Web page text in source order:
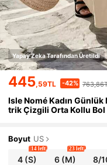
Yapay Zeka Tarafından Üretildi
445,59TL -42%
Isle Nomé Kadın
trik Çizgili Orta Kollu Bol
Boyut US
4 (S)
14 left
6 (M)
23 left
8/